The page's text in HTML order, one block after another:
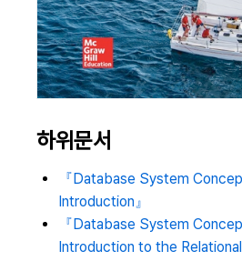
하위문서
『Database System
Introduction』
『Database System
Introduction to the Relational